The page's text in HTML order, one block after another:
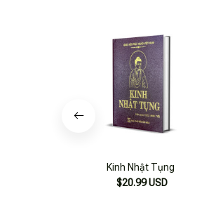
Kinh Nhật Tụng
$20.99 USD